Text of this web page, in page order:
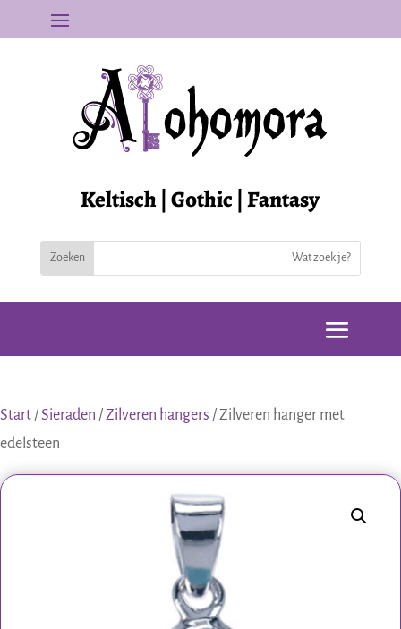
Keltisch | Gothic | Fantasy
Start /Sieraden /Zilveren hangers / Zilveren hanger met
edelsteen